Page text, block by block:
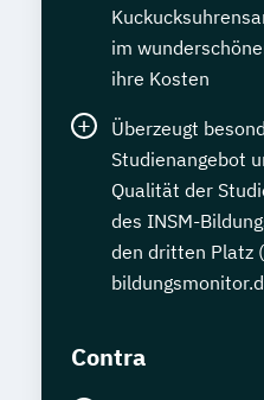
im
ihre Kosten
Überzeugt
Studienangebot
Qualität der
des INSM-
den dritten Platz
Contra